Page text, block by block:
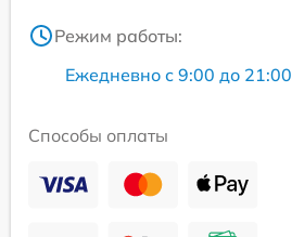
Режим работы:
Ежедневно с 9:00 до 21:00
Способы оплаты